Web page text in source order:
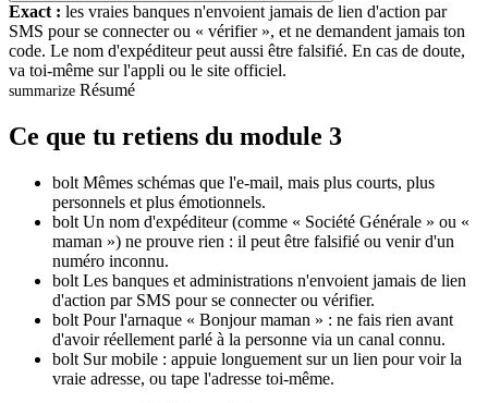
Exact : les vraies banques n'envoient jamais de lien d'action par
SMS pour se connecter ou « vérifier », et ne demandent jamais ton
code. Le nom d'expéditeur peut aussi être falsifié. En cas de doute,
va toi-même sur l'appli ou le site officiel.
summarize Résumé
Ce que tu retiens du module 3
bolt Mêmes schémas que l'e-mail, mais plus courts, plus
personnels et plus émotionnels.
bolt Un nom d'expéditeur (comme « Société Générale » ou «
maman ») ne prouve rien : il peut être falsifié ou venir d'un
numéro inconnu.
bolt Les banques et administrations n'envoient jamais de lien
d'action par SMS pour se connecter ou vérifier.
bolt Pour l'arnaque « Bonjour maman » : ne fais rien avant
d'avoir réellement parlé à la personne via un canal connu.
bolt Sur mobile : appuie longuement sur un lien pour voir la
vraie adresse, ou tape l'adresse toi-même.